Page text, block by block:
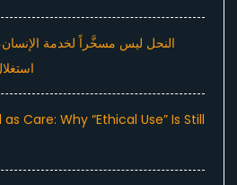
النحل ليس مسخَّراً لخدمة
Care: Why “Ethical Use” Is Still